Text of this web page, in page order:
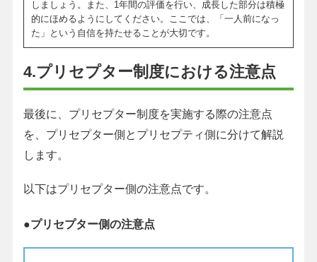
しましょう。また、1年間の評価を行い、成長した部分は積極
的にほめるようにしてください。ここでは、「一人前になっ
た」という自信を持たせることが大切です。
4.プリセプター制度における注意点
最後に、プリセプター制度を実施する際の注意点
を、プリセプター側とプリセプティ側に分けて解説
します。
以下はプリセプター側の注意点です。
●プリセプター側の注意点